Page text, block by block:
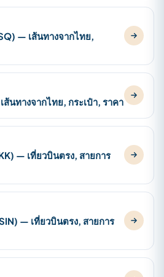
— เส้นทางจากไทย,
นทางจากไทย, กระเป๋า, ราคา
— เที่ยวบินตรง, สายการ
— เที่ยวบินตรง, สายการ